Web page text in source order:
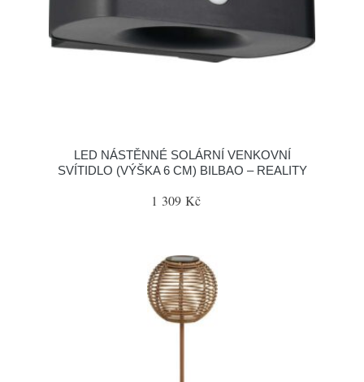
LED NÁSTĚNNÉ SOLÁRNÍ VENKOVNÍ
SVÍTIDLO (VÝŠKA 6 CM) BILBAO – REALITY
1 309 Kč